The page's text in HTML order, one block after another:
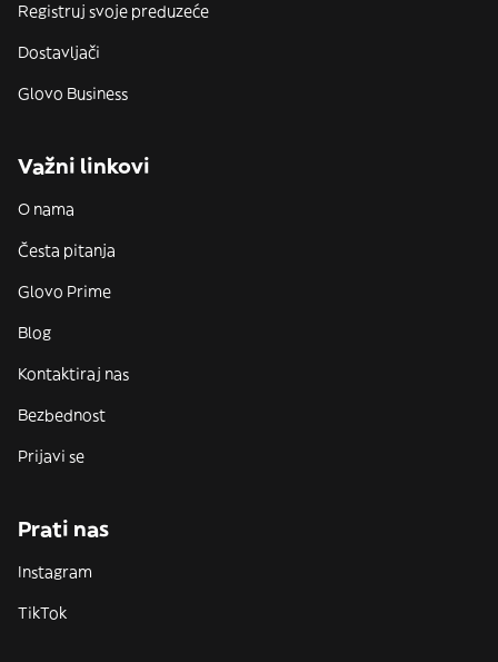
Registruj svoje preduzeće
Dostavljači
Glovo Business
Važni linkovi
O nama
Česta pitanja
Glovo Prime
Blog
Kontaktiraj nas
Bezbednost
Prijavi se
Prati nas
Instagram
TikTok